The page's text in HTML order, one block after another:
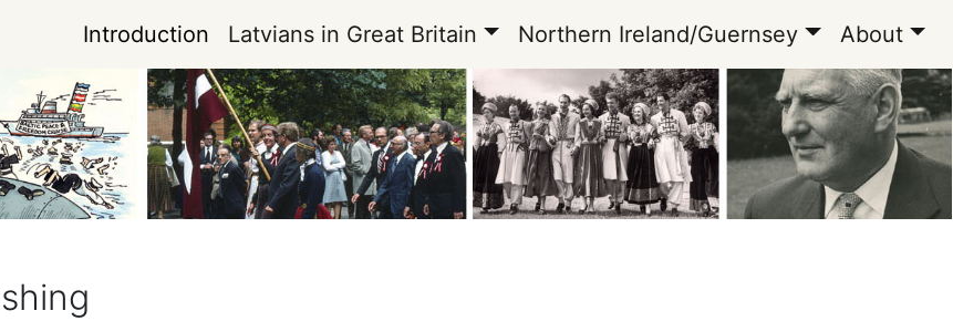
Introduction Latvians in Great Britain Northern Ireland/Guernsey About